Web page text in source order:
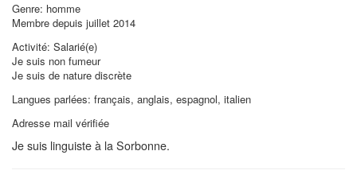
Genre: homme
Membre depuis juillet 2014
Activité: Salarié(e)
Je suis non fumeur
Je suis de nature discrète
Langues parlées: français, anglais, espagnol, italien
Adresse mail vérifiée
Je suis linguiste à la Sorbonne.